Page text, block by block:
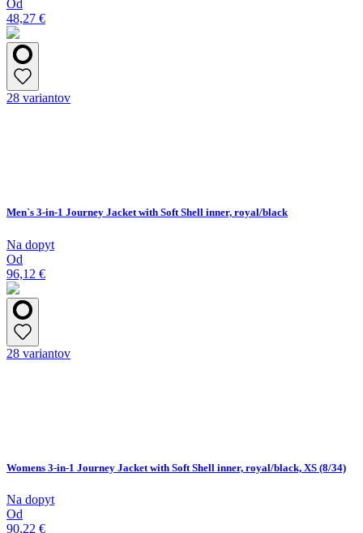
Od
48,27 €
28 variantov
Men`s 3-in-1 Journey Jacket with Soft Shell inner, royal/black
Na dopyt
Od
96,12 €
28 variantov
Womens 3-in-1 Journey Jacket with Soft Shell inner, royal/black, XS (8/34)
Na dopyt
Od
90,22 €